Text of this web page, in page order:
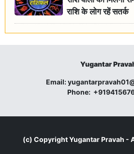
राशि के लोग रहें सतर्क
Yugantar
Email:
Phone:
(c) CopyrightYugantar Pravah -